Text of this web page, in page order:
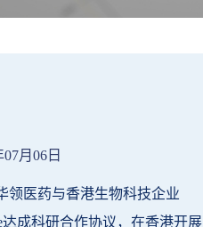
07月06日
领医药与香港生物科技企业
达成科研合作协议，在香港开展